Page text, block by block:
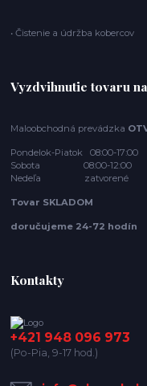
• Čistenie a údržba kobercov
Vyzdvihnutie tovaru
Maloobchodná prevádzka
Pondelok-Piatok 08:00-17:00
Sobota 08:00-12:00
Nedeľa zatvorené
Tovar SKLADOM
doručujeme 24-72 hodín
Kontakty
+421 948 096 973
(Po-Pia, 9-17 hod.)